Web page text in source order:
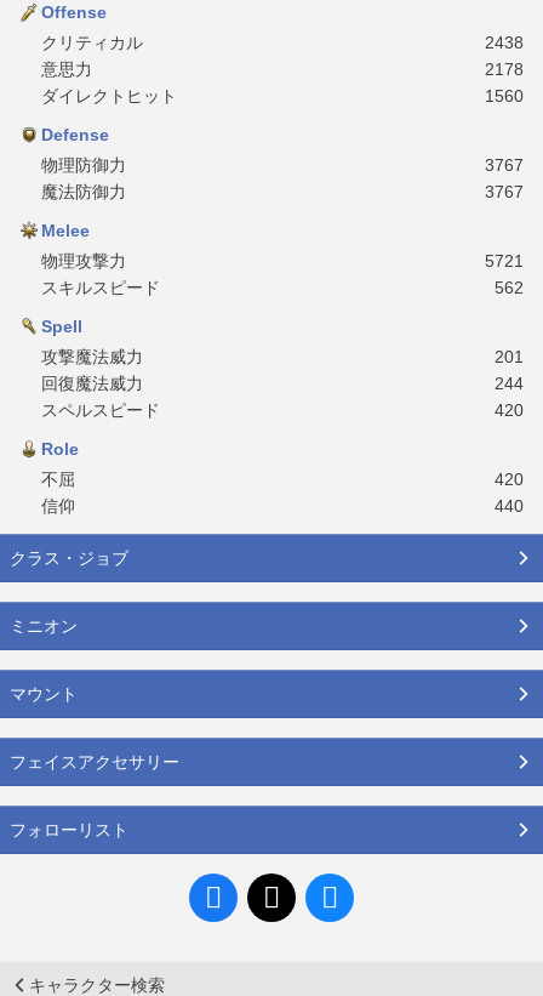
Offense
クリティカル
2438
意思力
2178
ダイレクトヒット
1560
Defense
物理防御力
3767
魔法防御力
3767
Melee
物理攻撃力
5721
スキルスピード
562
Spell
攻撃魔法威力
201
回復魔法威力
244
スペルスピード
420
Role
不屈
420
信仰
440
クラス・ジョブ
ミニオン
マウント
フェイスアクセサリー
フォローリスト
キャラクター検索